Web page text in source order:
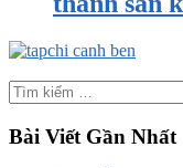
Bài Viết Gần Nhất